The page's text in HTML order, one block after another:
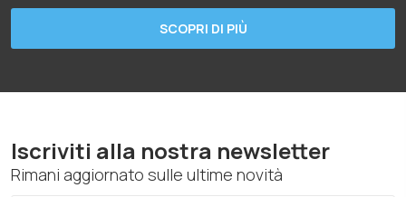
SCOPRI DI PIÙ
Iscriviti alla nostra newsletter
Rimani aggiornato sulle ultime novità